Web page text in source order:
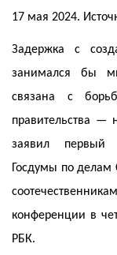
17 мая 2024.
Задержка с
занимался бы
связана с
правительства —
заявил первый
Госдумы по делам
конференции в
РБК.